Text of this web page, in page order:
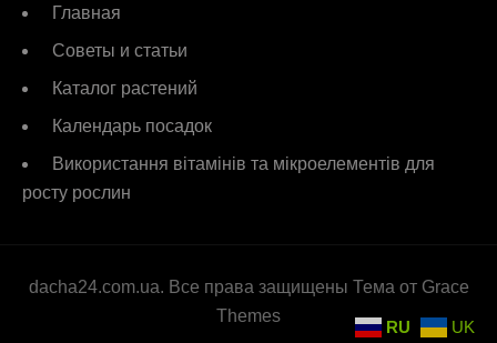
Главная
Советы и статьи
Каталог растений
Календарь посадок
Використання вітамінів та мікроелементів для
росту рослин
dacha24.com.ua. Все права защищены Тема от Grace
Themes
RU UK